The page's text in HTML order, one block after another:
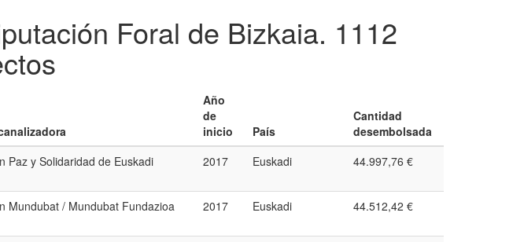
Foral de Bizkaia. 1112
Año
de
inicio
País
Cantidad
desembolsada
Paz y Solidaridad de Euskadi 2017 Euskadi 44.997,76 €
Mundubat / Mundubat Fundazioa 2017 Euskadi 44.512,42 €